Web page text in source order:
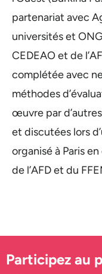
partenariat avec
universités et
CEDEAO et de
complétée avec
méthodes
œuvre par
et discutées lors
organisé à Paris
de l’AFD et du
Participez au